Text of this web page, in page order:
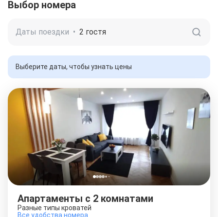
Выбор номера
Даты поездки • 2 гостя
Выберите даты, чтобы узнать цены
Апартаменты с 2 комнатами
Разные типы кроватей
Все удобства номера